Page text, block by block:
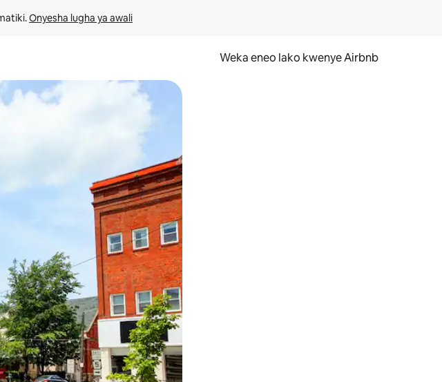
Onyesha lugha ya awali
Weka eneo lako kwenye Airbnb
kwa kugusa au kutelezesha kidole kwenye ishara.